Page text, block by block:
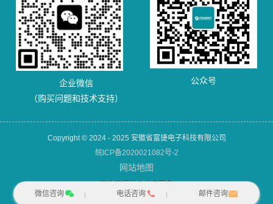
企业微信
（购买问题和技术支持）
公众号
Copyright © 2024 - 2025 安徽省富捷电子科技有限公司
皖ICP备2020021082号-2
网站地图
微信咨询
电话咨询 邮件咨询